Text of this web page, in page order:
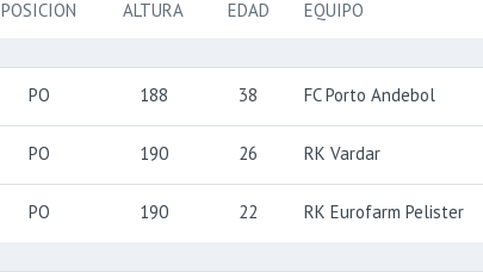
POSICION ALTURA EDAD EQUIPO
PO 188 38 FC Porto Andebol
PO 190 26 RK Vardar
PO 190 22 RK Eurofarm Pelister